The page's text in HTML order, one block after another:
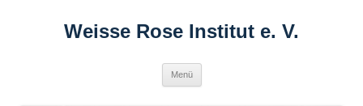
Weisse Rose Institut e. V.
Menü